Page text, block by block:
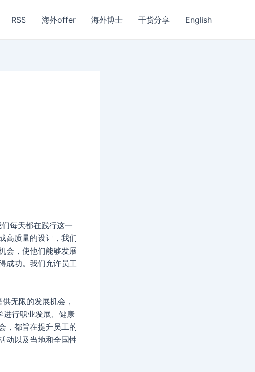
RSS 海外offer 海外博士 干货分享 English
每天都在践行这一
高质量的设计，我们
会，使他们能够发展
成功。我们允许员工
无限的发展机会，
进行职业发展、健康
，都旨在提升员工的
动以及当地和全国性